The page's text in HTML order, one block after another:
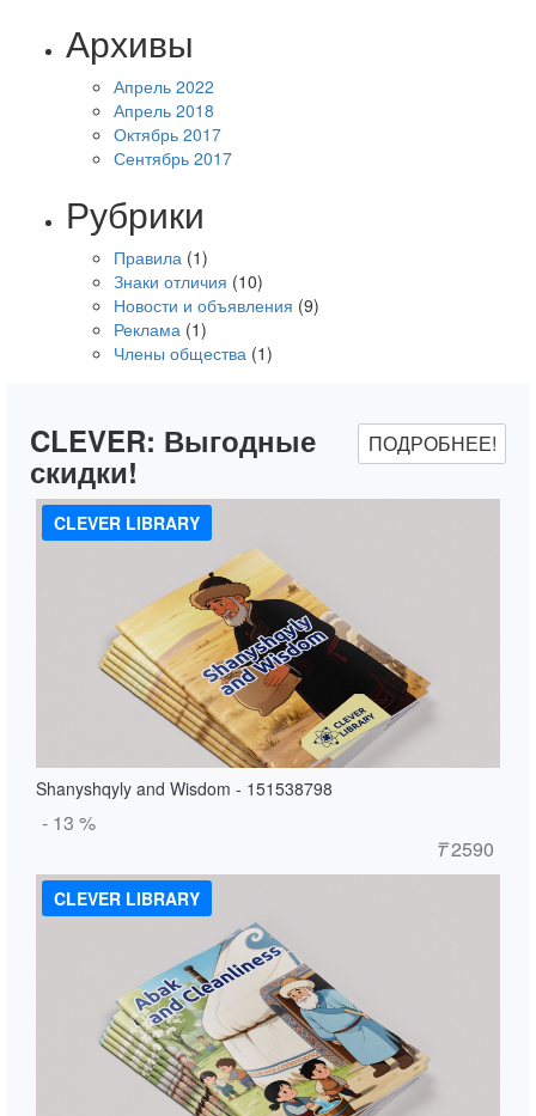
Архивы
Апрель 2022
Апрель 2018
Октябрь 2017
Сентябрь 2017
Рубрики
Правила (1)
Знаки отличия (10)
Новости и объявления (9)
Реклама (1)
Члены общества (1)
CLEVER: Выгодные
скидки!
ПОДРОБНЕЕ!
CLEVER LIBRARY
Shanyshqyly and Wisdom - 151538798
- 13 %
₸2590
CLEVER LIBRARY